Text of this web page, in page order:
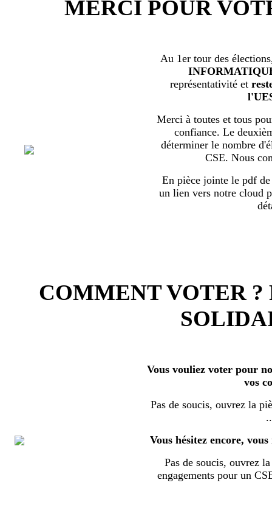
MERCI POUR
Au 1er tour des
représentativité et
Merci à toutes et tous
confiance. Le
déterminer le nombre
CSE. Nous
En pièce jointe le pdf de
un lien vers notre cloud
COMMENT VOTER ?
Vous vouliez voter pour
vos
Pas de soucis, ouvrez la
Vous hésitez encore,
Pas de soucis, ouvrez
engagements pour un